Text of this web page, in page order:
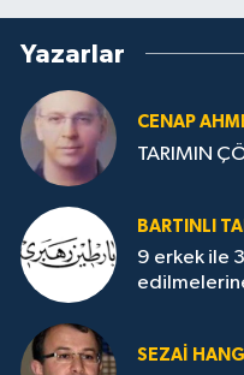
Yazarlar
CENAP
TARIMIN
BARTINLI
9 erkek ile 3
SEZAI